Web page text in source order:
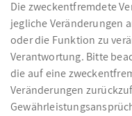
Die zweckentfremdete
jegliche Veränderungen
oder die Funktion zu
Verantwortung. Bitte
die auf eine
Veränderungen